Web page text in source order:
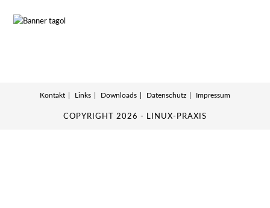
Kontakt Links Downloads Datenschutz Impressum
COPYRIGHT 2026 - LINUX-PRAXIS